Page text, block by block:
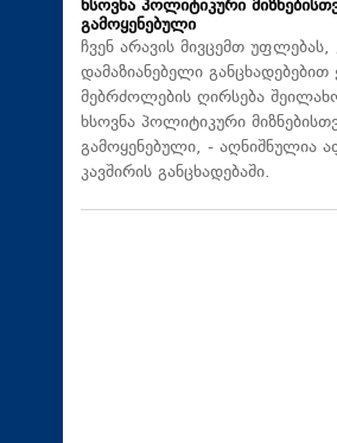
ხსოვნა პოლიტიკური
გამოყენებული
ჩვენ არავის მივცემთ უფლებას,
დამაზიანებელი
მებრძოლების ღირსება
ხსოვნა პოლიტიკური
გამოყენებული, - აღნიშნულია
კავშირის განცხადებაში.